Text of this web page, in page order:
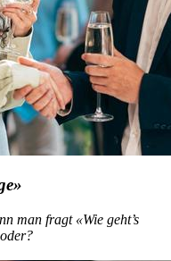
man fragt «Wie geht’s